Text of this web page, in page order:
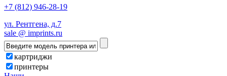
+7 (812) 946-28-19
ул. Рентгена, д.7
sale @ imprints.ru
картриджи
принтеры